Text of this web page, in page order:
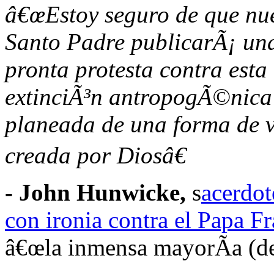
â€œEstoy seguro de que
Santo Padre publicarÃ¡
pronta protesta contra esta
extinciÃ³n antropogÃ©nica
planeada de una forma de
creada por Diosâ€
- John Hunwicke, s
con ironia contra el Papa
â€œla inmensa mayorÃ­a